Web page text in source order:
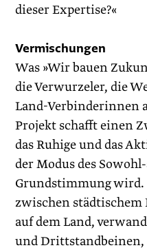
dieser Expertise?«
Vermischungen
Was »Wir bauen
die Verwurzeler, die
Land-Verbinderinnen
Projekt schafft einen
das Ruhige und das
der Modus des
Grundstimmung wird.
zwischen
auf dem Land,
und Drittstandbeinen,